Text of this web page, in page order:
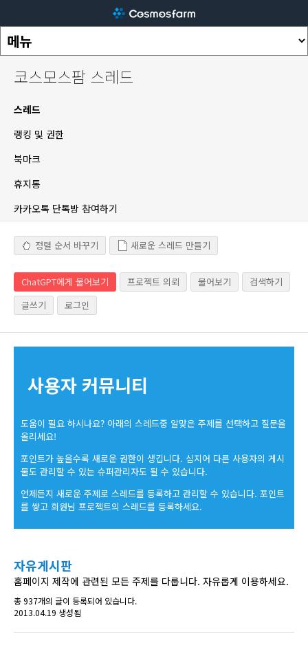
코스모스팜 스레드
스레드
랭킹 및 권한
북마크
휴지통
카카오톡 단톡방 참여하기
정렬 순서 바꾸기 새로운 스레드 만들기
ChatGPT에게 물어보기 프로젝트 의뢰 물어보기
검색하기
글쓰기
로그인
사용자 커뮤니티
도움이 필요 하시나요? 아래의 스레드중 알맞은 주제를 선택하고 질문을
올리세요!
포인트가 높을수록 새로운 권한이 생깁니다. 심지어 다른 사용자의 게시
물도 관리할 수 있는 슈퍼관리자도 될 수 있습니다.
언제든지 새로운 주제로 스레드를 등록하고 관리할 수 있습니다. 포인트
를 쌓고 회원님 프로젝트의 스레드를 등록하세요.
자유게시판
홈페이지 제작에 관련된 모든 주제를 다룹니다. 자유롭게 이용하세요.
총 937개의 글이 등록되어 있습니다.
2013.04.19 생성됨